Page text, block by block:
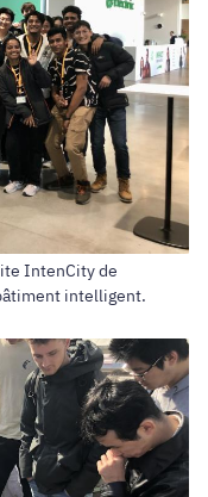
IntenCity de
intelligent.